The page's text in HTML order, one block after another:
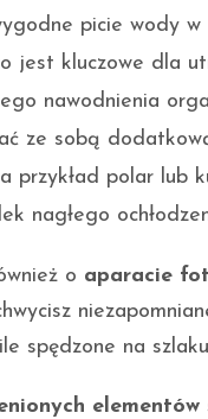
picie wody w
jest kluczowe dla
nawodnienia
ze sobą
przykład polar lub
nagłego
o aparacie
spędzone na
elementów